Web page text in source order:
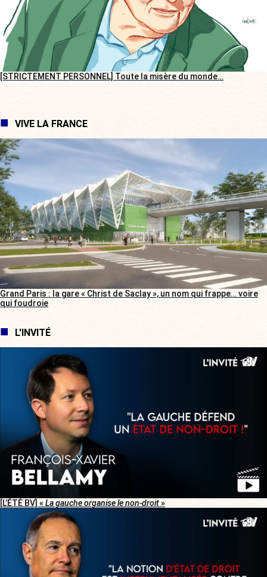
[STRICTEMENT PERSONNEL] Toute la misère du monde…
VIVE LA FRANCE
Grand Paris : la gare « Christ de Saclay », un nom qui frappe… voire
qui foudroie
L'INVITÉ
[L’ÉTÉ BV] « La gauche organise le non-droit»